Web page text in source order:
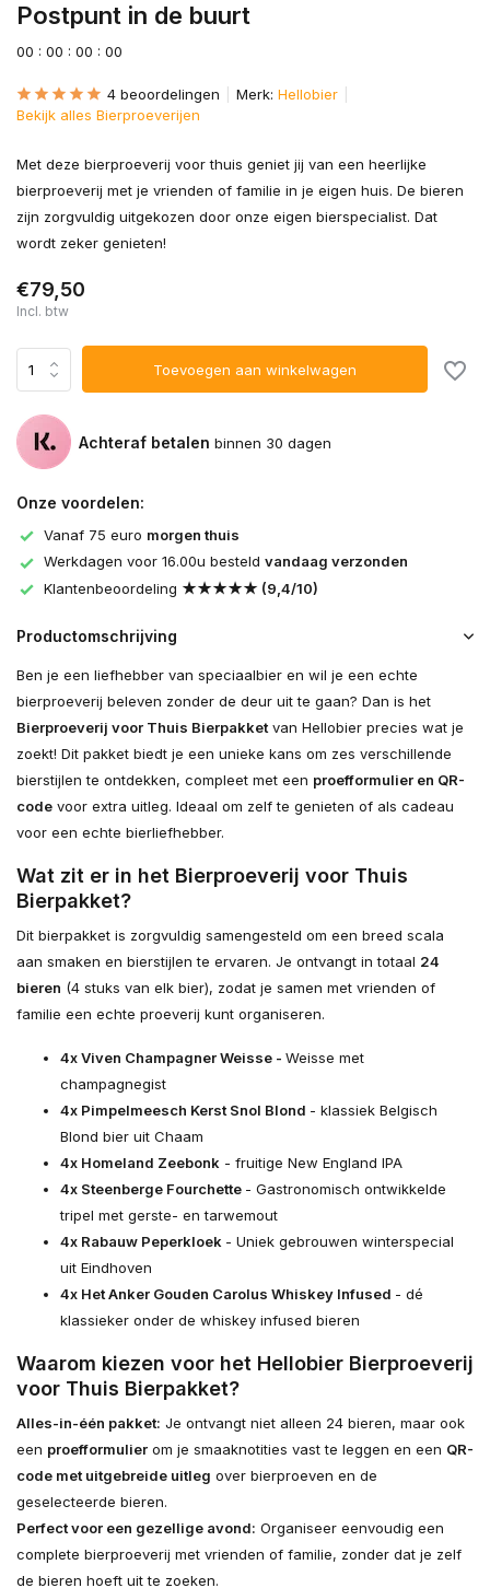
Postpunt in de buurt
00 : 00 : 00 : 00
4 beoordelingen Merk: Hellobier
Bekijk alles Bierproeverijen
Met deze bierproeverij voor thuis geniet jij van een heerlijke
bierproeverij met je vrienden of familie in je eigen huis. De bieren
zijn zorgvuldig uitgekozen door onze eigen bierspecialist. Dat
wordt zeker genieten!
€79,50
Incl. btw
Toevoegen aan winkelwagen
Achteraf betalen binnen 30 dagen
Onze voordelen:
Vanaf 75 euro morgen thuis
Werkdagen voor 16.00u besteld vandaag verzonden
Klantenbeoordeling ★★★★★ (9,4/10)
Productomschrijving
Ben je een liefhebber van speciaalbier en wil je een echte
bierproeverij beleven zonder de deur uit te gaan? Dan is het
Bierproeverij voor Thuis Bierpakketvan Hellobier precies wat je
zoekt! Dit pakket biedt je een unieke kans om zes verschillende
bierstijlen te ontdekken, compleet met een proefformulier en QR-
code voor extra uitleg. Ideaal om zelf te genieten of als cadeau
voor een echte bierliefhebber.
Wat zit er in het Bierproeverij voor Thuis
Bierpakket?
Dit bierpakket is zorgvuldig samengesteld om een breed scala
aan smaken en bierstijlen te ervaren. Je ontvangt in totaal 24
bieren (4 stuks van elk bier), zodat je samen met vrienden of
familie een echte proeverij kunt organiseren.
4x Viven Champagner Weisse - Weisse met
champagnegist
4x Pimpelmeesch Kerst Snol Blond - klassiek Belgisch
Blond bier uit Chaam
4x Homeland Zeebonk - fruitige New England IPA
4x Steenberge Fourchette - Gastronomisch ontwikkelde
tripel met gerste- en tarwemout
4x Rabauw Peperkloek - Uniek gebrouwen winterspecial
uit Eindhoven
4x Het Anker Gouden Carolus Whiskey Infused - dé
klassieker onder de whiskey infused bieren
Waarom kiezen voor het Hellobier Bierproeverij
voor Thuis Bierpakket?
Alles-in-één pakket: Je ontvangt niet alleen 24 bieren, maar ook
een proefformulier om je smaaknotities vast te leggen en een QR-
code met uitgebreide uitleg over bierproeven en de
geselecteerde bieren.
Perfect voor een gezellige avond: Organiseer eenvoudig een
complete bierproeverij met vrienden of familie, zonder dat je zelf
de bieren hoeft uit te zoeken.